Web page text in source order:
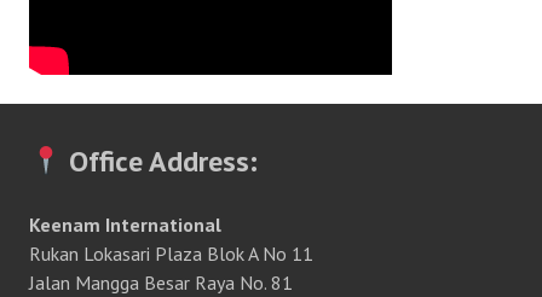
Office Address:
Keenam International
Rukan Lokasari Plaza Blok A No 11
Jalan Mangga Besar Raya No. 81